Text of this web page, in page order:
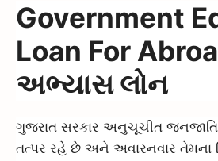
Government
Loan For
અભ્યાસ લોન
ગુજરાત સરકાર અનુચૂચીત જનજાતિ
તત્પર રહે છે અને અવારનવાર તેમના